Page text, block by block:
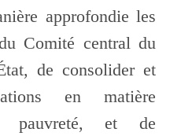
approfondie les
Comité central du
de consolider et
en matière
pauvreté, et de